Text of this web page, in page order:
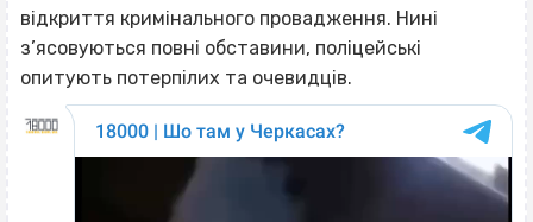
відкриття кримінального провадження. Нині
з’ясовуються повні обставини, поліцейські
опитують потерпілих та очевидців.